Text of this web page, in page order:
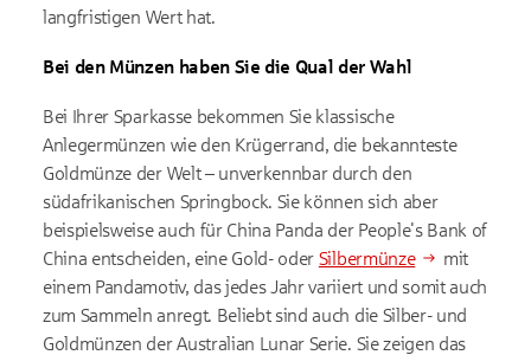
langfristigen Wert hat.
Bei den Münzen haben Sie die Qual der Wahl
Bei Ihrer Sparkasse bekommen Sie klassische
Anlegermünzen wie den Krügerrand, die bekannteste
Goldmünze der Welt – unverkennbar durch den
südafrikanischen Springbock. Sie können sich aber
beispielsweise auch für China Panda der People's Bank of
China entscheiden, eine Gold- oder Silbermünze
mit
einem Pandamotiv, das jedes Jahr variiert und somit auch
zum Sammeln anregt. Beliebt sind auch die Silber- und
Goldmünzen der Australian Lunar Serie. Sie zeigen das